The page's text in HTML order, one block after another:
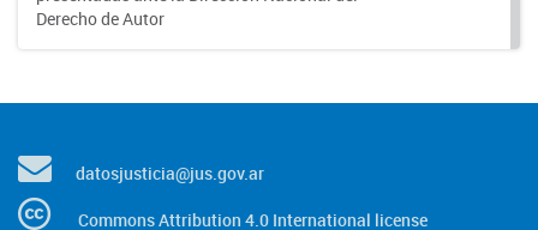
Derecho de Autor
datosjusticia@jus.gov.ar
Commons Attribution 4.0 International license